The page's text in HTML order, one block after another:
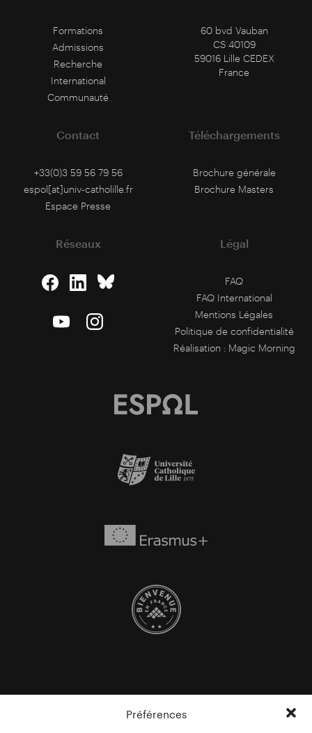
Préférences
Formations
Admissions
Recherche
International
Communauté
60 bvd Vauban
CS 40109
59016 Lille CEDEX
France
Contact
+33(0)3 59 56 79 56
espol[at]univ-catholille.fr
Espace Presse
Téléchargements
Brochure générale
Brochure Masters
Réseaux Légal
FAQ
FAQ International
Mentions Légales
Politique de confidentialité
Réalisation : Magic Morning